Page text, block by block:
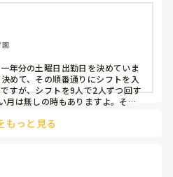
、と制限をかける
ことのできる日を1日だけピッ
勤が難しければ自身で代わりの
入れることを考えています。
園
年分の土曜日出勤日を決めていま
めて、その順番通りにシフトを入
すが、シフトを9人で2人ずつ回す
月は無しの時もありますよ。その
。
もっと見る